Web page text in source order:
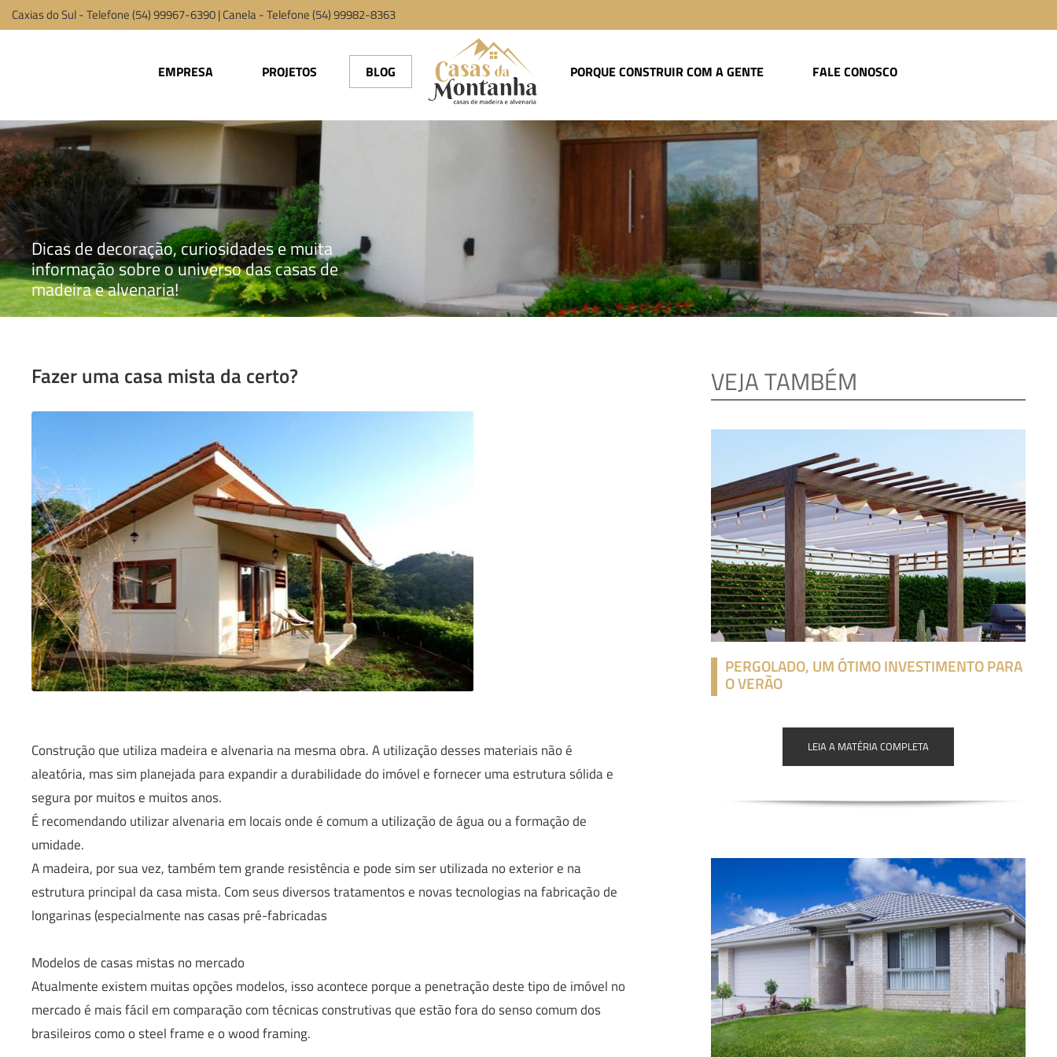
Caxias do Sul - Telefone (54) 99967-6390 | Canela - Telefone (54) 99982-8363
EMPRESA PROJETOS BLOG PORQUE CONSTRUIR COM A GENTE FALE CONOSCO
Dicas de decoração, curiosidades e muita
informação sobre o universo das casas de
madeira e alvenaria!
Fazer uma casa mista da certo?
Construção que utiliza madeira e alvenaria na mesma obra. A utilização desses materiais não é
aleatória, mas sim planejada para expandir a durabilidade do imóvel e fornecer uma estrutura sólida e
segura por muitos e muitos anos.
É recomendando utilizar alvenaria em locais onde é comum a utilização de água ou a formação de
umidade.
A madeira, por sua vez, também tem grande resistência e pode sim ser utilizada no exterior e na
estrutura principal da casa mista. Com seus diversos tratamentos e novas tecnologias na fabricação de
longarinas (especialmente nas casas pré-fabricadas
Modelos de casas mistas no mercado
Atualmente existem muitas opções modelos, isso acontece porque a penetração deste tipo de imóvel no
mercado é mais fácil em comparação com técnicas construtivas que estão fora do senso comum dos
brasileiros como o steel frame e o wood framing.
VEJA TAMBÉM
PERGOLADO, UM ÓTIMO INVESTIMENTO PARA
O VERÃO
LEIA A MATÉRIA COMPLETA